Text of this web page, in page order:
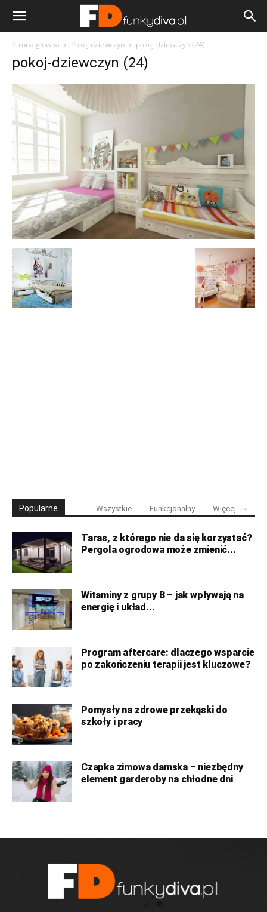
Strona główna Pokój dziewczyn pokoj-dziewczyn (24)
pokoj-dziewczyn (24)
Popularne Wszystkie Funkcjonalny Więcej
Taras, z którego nie da się korzystać?
Pergola ogrodowa może zmienić...
Witaminy z grupy B – jak wpływają na
energię i układ...
Program aftercare: dlaczego wsparcie
po zakończeniu terapii jest kluczowe?
Pomysły na zdrowe przekąski do
szkoły i pracy
Czapka zimowa damska – niezbędny
element garderoby na chłodne dni